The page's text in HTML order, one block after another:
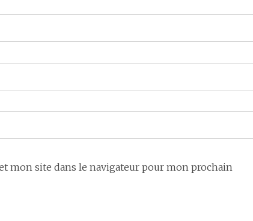
mon site dans le navigateur pour mon prochain